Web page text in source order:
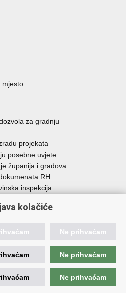
mjesto
za gradnju
projekata
posebne uvjete
županija i gradova
RH
inspekcija
nekretninama
učinkovitost
kolačiće
Ne prihvaćam
Ne prihvaćam
Ne prihvaćam